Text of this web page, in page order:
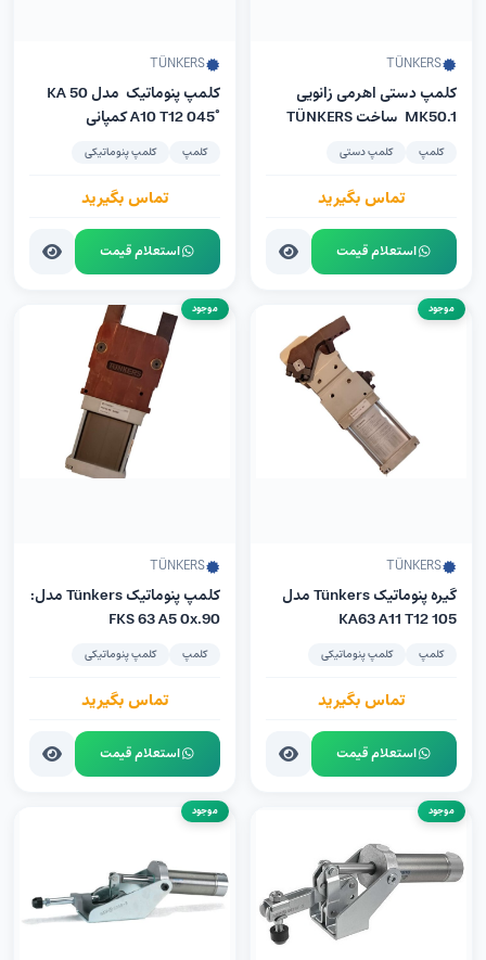
TÜNKERS
کلمپ دستی اهرمی زانویی
MK50.1 ساخت TÜNKERS
کلمپ کلمپ دستی
تماس بگیرید
استعلام قیمت
TÜNKERS
کلمپ پنوماتیک مدل KA 50
A10 T12 045° کمپانی
کلمپ کلمپ پنوماتیکی
تماس بگیرید
استعلام قیمت
موجود
TÜNKERS
گیره پنوماتیک Tünkers مدل
KA63 A11 T12 105
کلمپ کلمپ پنوماتیکی
تماس بگیرید
استعلام قیمت
موجود
TÜNKERS
کلمپ پنوماتیک Tünkers مدل:
FKS 63 A5 0x.90
کلمپ کلمپ پنوماتیکی
تماس بگیرید
استعلام قیمت
موجود موجود